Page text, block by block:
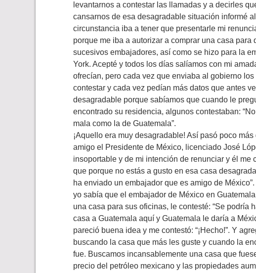
levantarnos a contestar las llamadas y a decirles
cansarnos de esa desagradable situación informé
circunstancia iba a tener que presentarle mi
porque me iba a autorizar a comprar una casa
sucesivos embajadores, así como se hizo para la
York. Acepté y todos los días salíamos con mi
ofrecían, pero cada vez que enviaba al gobierno
contestar y cada vez pedían más datos que antes
desagradable porque sabíamos que cuando le
encontrado su residencia, algunos contestaban:
mala como la de Guatemala”.
¡Aquello era muy desagradable! Así pasó poco
amigo el Presidente de México, licenciado José
insoportable y de mi intención de renunciar y él me
que porque no estás a gusto en esa casa
ha enviado un embajador que es amigo de
yo sabía que el embajador de México en
una casa para sus oficinas, le contesté: “Se podría
casa a Guatemala aquí y Guatemala le daría a
pareció buena idea y me contestó: “¡Hecho!”. Y
buscando la casa que más les guste y cuando la
fue. Buscamos incansablemente una casa que
precio del petróleo mexicano y las propiedades